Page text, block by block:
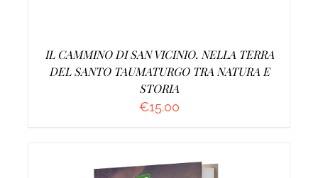
IL CAMMINO DI SAN VICINIO. NELLA TERRA
DEL SANTO TAUMATURGO TRA NATURA E
STORIA
€15.00